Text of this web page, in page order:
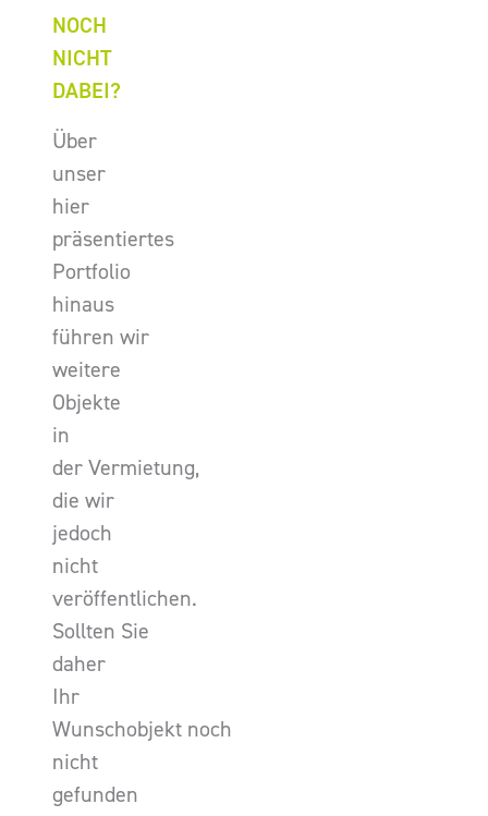
NOCH
NICHT
DABEI?
Über
unser
hier
präsentiertes
Portfolio
hinaus
führen wir
weitere
Objekte
in
der Vermietung,
die wir
jedoch
nicht
veröffentlichen.
Sollten Sie
daher
Ihr
Wunschobjekt noch
nicht
gefunden